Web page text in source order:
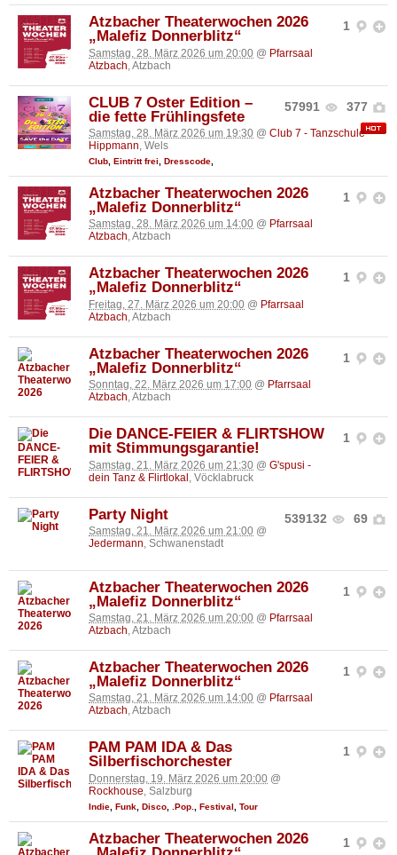
1
Atzbacher Theaterwochen 2026
„Malefiz Donnerblitz“
Samstag, 28. März 2026 um 20:00 @ Pfarrsaal
Atzbach , Atzbach
57991 377
CLUB 7 Oster Edition –
die fette Frühlingsfete
Samstag, 28. März 2026 um 19:30 @ Club 7 - Tanzschule
Hippmann, Wels
Club Eintritt frei Dresscode
1
Atzbacher Theaterwochen 2026
„Malefiz Donnerblitz“
Samstag, 28. März 2026 um 14:00 @ Pfarrsaal
Atzbach, Atzbach
1
Atzbacher Theaterwochen 2026
„Malefiz Donnerblitz“
Freitag, 27. März 2026 um 20:00 @ Pfarrsaal
Atzbach , Atzbach
1
Atzbacher Theaterwochen 2026
„Malefiz Donnerblitz“
Sonntag, 22. März 2026 um 17:00 @ Pfarrsaal
Atzbach, Atzbach
1
Die DANCE-FEIER & FLIRTSHOW
mit Stimmungsgarantie!
Samstag, 21. März 2026 um 21:30 @ G'spusi -
dein Tanz & Flirtlokal , Vöcklabruck
539132 69
Party Night
Samstag, 21. März 2026 um 21:00 @
Jedermann, Schwanenstadt
1
Atzbacher Theaterwochen 2026
„Malefiz Donnerblitz“
Samstag, 21. März 2026 um 20:00 @ Pfarrsaal
Atzbach, Atzbach
1
Atzbacher Theaterwochen 2026
„Malefiz Donnerblitz“
Samstag, 21. März 2026 um 14:00 @ Pfarrsaal
Atzbach, Atzbach
1
PAM PAM IDA & Das
Silberfischorchester
Donnerstag, 19. März 2026 um 20:00 @
Rockhouse , Salzburg
Indie Funk Disco .Pop. Festival Tour
1
Atzbacher Theaterwochen 2026